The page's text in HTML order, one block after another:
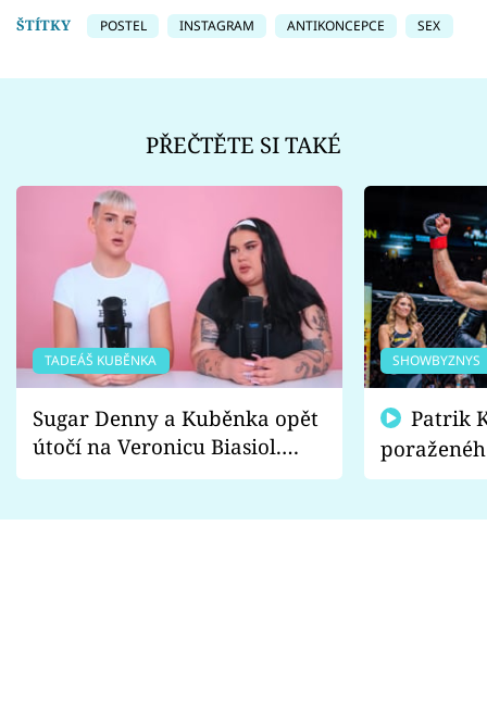
ŠTÍTKY
POSTEL INSTAGRAM ANTIKONCEPCE SEX
PŘEČTĚTE SI TAKÉ
TADEÁŠ KUBĚNKA
Sugar Denny a Kuběnka opět
útočí na Veronicu Biasiol.
Proč je podle nich falešná a
SHOWBYZNYS
fanoušci